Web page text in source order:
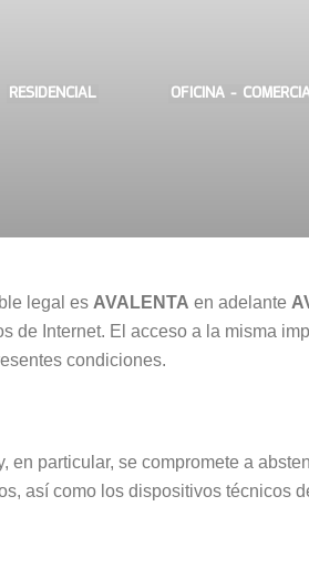
RESIDENCIAL OFICINA -
legal es AVALENTA en adelante
Internet. El acceso a la misma
condiciones.
particular, se compromete a
así como los dispositivos técnicos